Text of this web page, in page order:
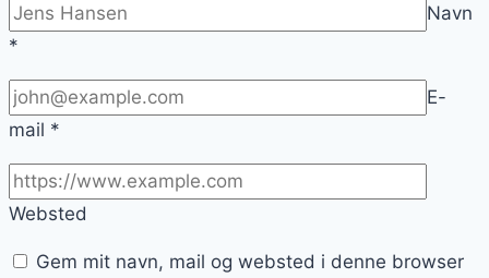
Navn
*
E-
mail *
Websted
Gem mit navn, mail og websted i denne browser